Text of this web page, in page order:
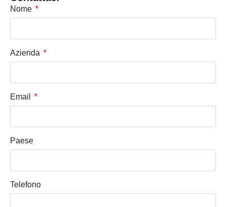
Nome
Azienda
Email
Paese
Telefono